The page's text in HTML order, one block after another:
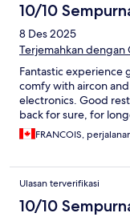
10/10
8 Des 2025
Terjemahkan dengan
Fantastic experience
comfy with aircon
electronics. Good
back for sure, for
FRANCOIS,
Ulasan terverifikasi
10/10